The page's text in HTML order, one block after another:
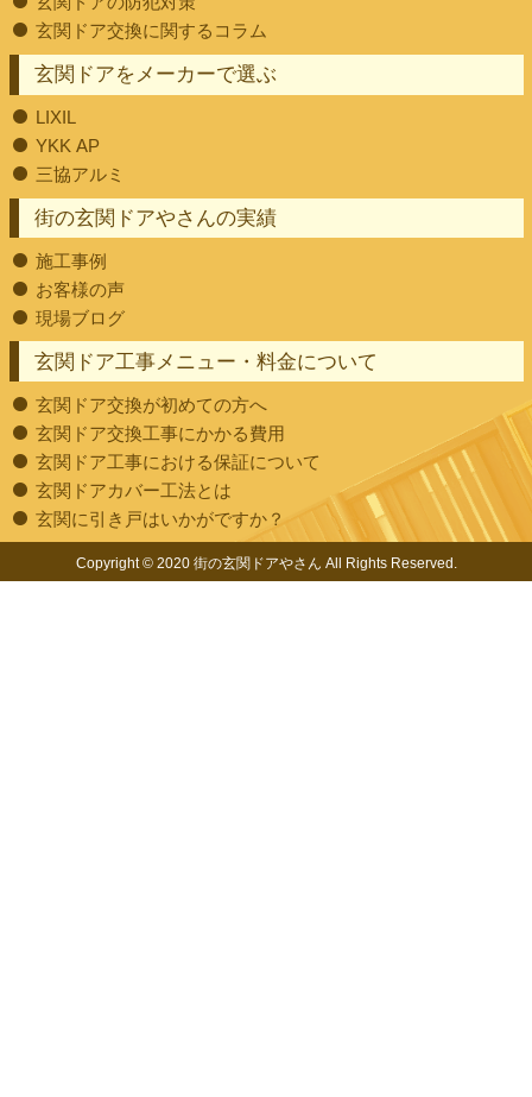
街の玄関ドアやさんの実績
施工事例
お客様の声
現場ブログ
玄関ドア交換に関するコラム
玄関ドア工事メニュー・料金について
玄関ドア交換が初めての方へ
玄関ドア交換工事にかかる費用
玄関ドア工事における保証について
玄関ドアカバー工法とは
玄関に引き戸はいかがですか？
玄関ドアをメーカーで選ぶ
LIXIL
YKK AP
三協アルミ
Copyright © 2020 街の玄関ドアやさん All Rights Reserved.